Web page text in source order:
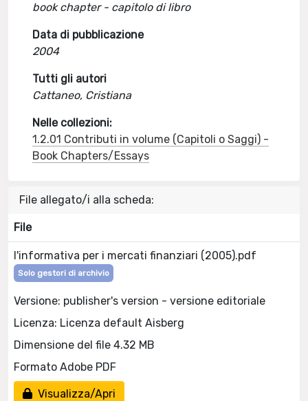
book chapter - capitolo di libro
Data di pubblicazione
2004
Tutti gli autori
Cattaneo, Cristiana
Nelle collezioni:
1.2.01 Contributi in volume (Capitoli o Saggi) -
Book Chapters/Essays
File allegato/i alla scheda:
File
l'informativa per i mercati finanziari (2005).pdf
Solo gestori di archivio
Versione: publisher's version - versione editoriale
Licenza: Licenza default Aisberg
Dimensione del file 4.32 MB
Formato Adobe PDF
Visualizza/Apri